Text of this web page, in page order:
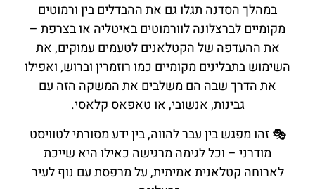
במהלך הסדנה תגלו גם את ההבדלים בין ורמוטים
מקומיים לברצלונה לוורמוטים באיטליה או בצרפת –
את ההעדפה של הקטלאנים לטעמים עמוקים, את
השימוש בתבלינים מקומיים כמו רוזמרין וברוש, ואפילו
את הדרך שבה הם משלבים את המשקה הזה עם
גבינות, אנשובי, או טאפאס קלאסי.
🎭 זהו מפגש בין עבר להווה, בין ידע מסורתי לטוויסט
מודרני – וכל לגימה מרגישה כאילו היא שייכת
לארוחה קטלאנית אמיתית, על מרפסת עם נוף לעיר